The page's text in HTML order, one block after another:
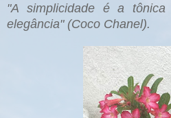
"A simplicidade é a
elegância" (Coco Chanel).